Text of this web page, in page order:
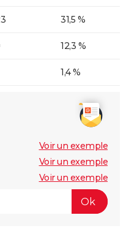
31,5 %
12,3 %
1,4 %
Voir un exemple
Voir un exemple
Voir un exemple